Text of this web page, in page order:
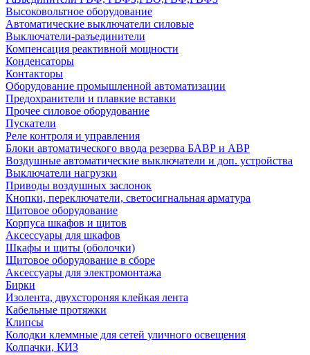
Высоковольтное оборудование
Автоматические выключатели cиловые
Выключатели-разъединители
Компенсация реактивной мощности
Конденсаторы
Контакторы
Оборудование промышленной автоматизации
Предохранители и плавкие вставки
Прочее силовое оборудование
Пускатели
Реле контроля и управления
Блоки автоматического ввода резерва БАВР и АВР
Воздушные автоматические выключатели и доп. устройства
Выключатели нагрузки
Приводы воздушных заслонок
Кнопки, переключатели, светосигнальная арматура
Щитовое оборудование
Корпуса шкафов и щитов
Аксессуары для шкафов
Шкафы и щиты (оболочки)
Щитовое оборудование в сборе
Аксессуары для электромонтажа
Бирки
Изолента, двухстороняя клейкая лента
Кабельные протяжки
Клипсы
Колодки клеммные для сетей уличного освещения
Колпачки, КИЗ